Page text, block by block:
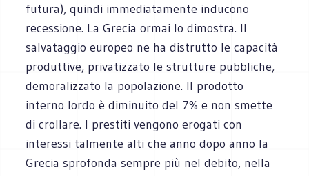
futura), quindi immediatamente inducono
recessione. La Grecia ormai lo dimostra. Il
salvataggio europeo ne ha distrutto le capacità
produttive, privatizzato le strutture pubbliche,
demoralizzato la popolazione. Il prodotto
interno lordo è diminuito del 7% e non smette
di crollare. I prestiti vengono erogati con
interessi talmente alti che anno dopo anno la
Grecia sprofonda sempre più nel debito, nella